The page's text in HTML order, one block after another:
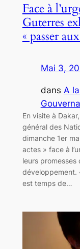
Face à
Guterres
« passer
Mai 3,
dans A
En visite à
général des
dimanche 1er
actes » face à
leurs promesses
développement.
est temps de…